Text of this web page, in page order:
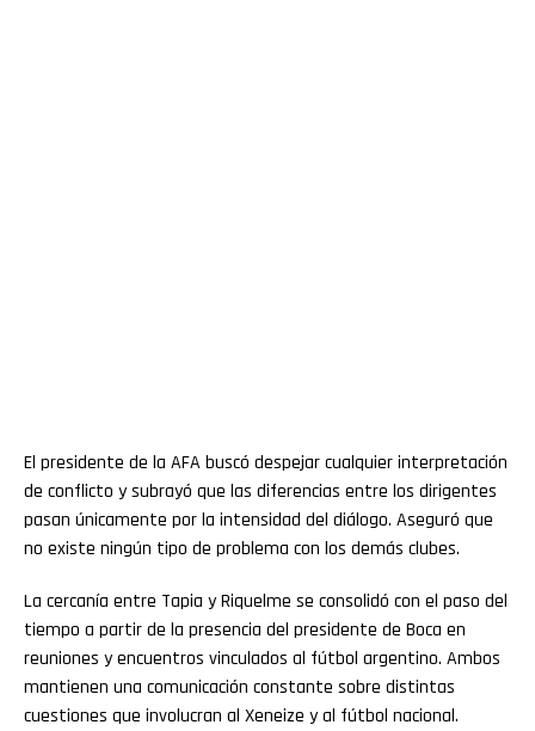
El presidente de la AFA buscó despejar cualquier interpretación
de conflicto y subrayó que las diferencias entre los dirigentes
pasan únicamente por la intensidad del diálogo. Aseguró que
no existe ningún tipo de problema con los demás clubes.
La cercanía entre Tapia y Riquelme se consolidó con el paso del
tiempo a partir de la presencia del presidente de Boca en
reuniones y encuentros vinculados al fútbol argentino. Ambos
mantienen una comunicación constante sobre distintas
cuestiones que involucran al Xeneize y al fútbol nacional.